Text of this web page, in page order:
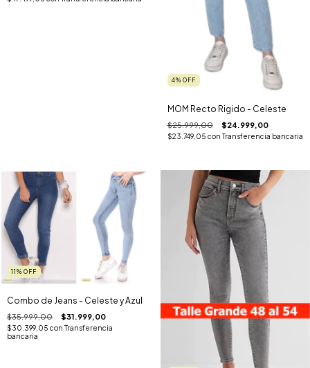
4% OFF
MOM Recto Rigido - Celeste
$25.999,00 $24.999,00
$23.749,05 con Transferencia bancaria
11 % OFF
Combo de Jeans - Celeste y Azul
$35.999,00 $31.999,00
$30.399,05 con Transferencia
bancaria